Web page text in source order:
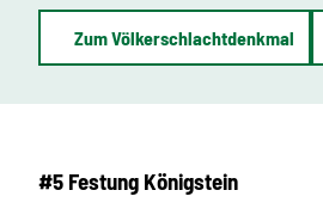
Zum Völkerschlachtdenkmal
#5 Festung Königstein